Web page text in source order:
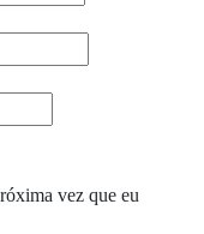
vez que eu